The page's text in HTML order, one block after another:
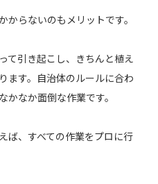
からないのもメリットです。
て引き起こし、きちんと植え
ます。自治体のルールに合わ
なか面倒な作業です。
ば、すべての作業をプロに行